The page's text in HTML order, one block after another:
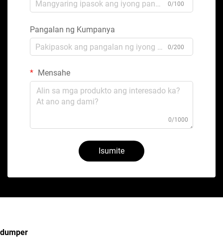
0/100
Pangalan ng Kumpanya
0/200
Mensahe
0/1000
Isumite
dumper